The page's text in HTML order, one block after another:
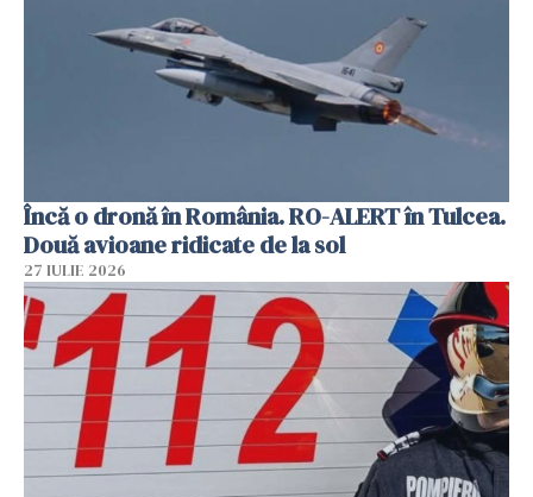
Încă o dronă în România. RO-ALERT în Tulcea.
Două avioane ridicate de la sol
27 IULIE 2026